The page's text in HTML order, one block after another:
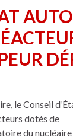
le Conseil
dotés de
du nucléaire